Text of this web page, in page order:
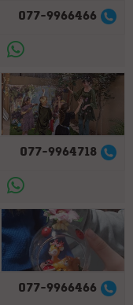
077-9966466
077-9964718
077-9966466